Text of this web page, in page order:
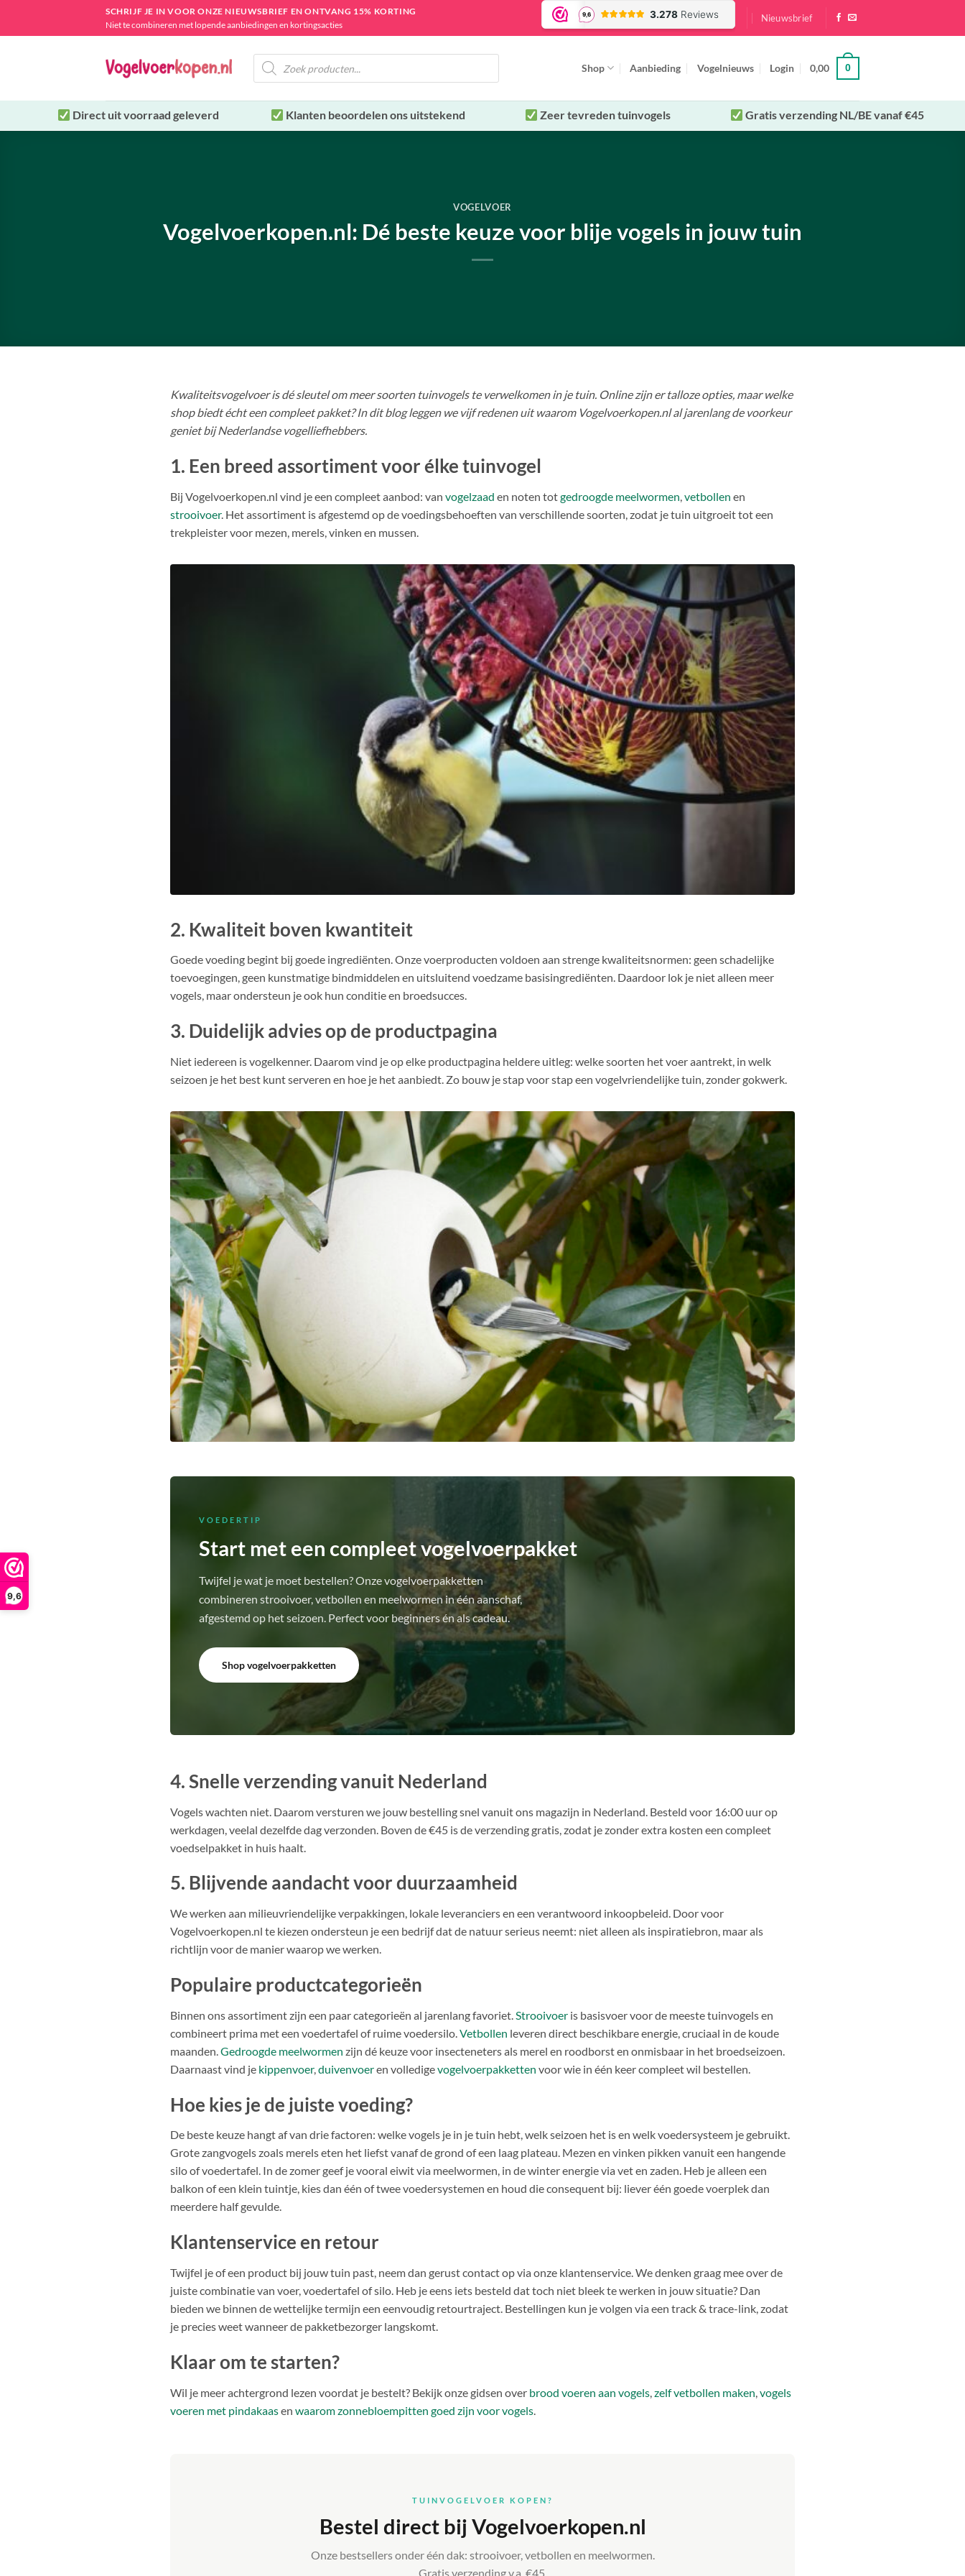
9,6
SCHRIJF JE IN VOOR ONZE NIEUWSBRIEF EN ONTVANG 15% KORTING
Niet te combineren met lopende aanbiedingen en kortingsacties
Nieuwsbrief
Producten
zoeken
Shop Aanbieding Vogelnieuws Login 0,00 0
Direct uitvoorraad geleverd Klanten beoordelen ons uitstekend Zeer tevreden tuinvogels Gratis verzending NL/BE vanaf €45
VOGELVOER
Vogelvoerkopen.nl: Dé beste keuze voor blije vogels in jouw tuin
Kwaliteitsvogelvoer is dé sleutel om meer soorten tuinvogels te verwelkomen in je tuin. Online zijn er talloze opties, maar welke
shop biedt écht een compleet pakket? In dit blog leggen we vijf redenen uit waarom Vogelvoerkopen.nl al jarenlang de voorkeur
geniet bij Nederlandse vogelliefhebbers.
1. Een breed assortiment voor élke tuinvogel
Bij Vogelvoerkopen.nl vind je een compleet aanbod: van vogelzaad en noten totgedroogde meelwormen vetbollen en
strooivoer. Het assortiment is afgestemd op de voedingsbehoeften van verschillende soorten, zodat je tuin uitgroeit tot een
trekpleister voor mezen, merels, vinken en mussen.
2. Kwaliteit boven kwantiteit
Goede voeding begint bij goede ingrediënten. Onze voerproducten voldoen aan strenge kwaliteitsnormen: geen schadelijke
toevoegingen, geen kunstmatige bindmiddelen en uitsluitend voedzame basisingrediënten. Daardoor lok je niet alleen meer
vogels, maar ondersteun je ook hun conditie en broedsucces.
3. Duidelijk advies op de productpagina
Niet iedereen is vogelkenner. Daarom vind je op elke productpagina heldere uitleg: welke soorten het voer aantrekt, in welk
seizoen je het best kunt serveren en hoe je het aanbiedt. Zo bouw je stap voor stap een vogelvriendelijke tuin, zonder gokwerk.
VOEDERTIP
Start met een compleet vogelvoerpakket
Twijfel je wat je moet bestellen? Onze vogelvoerpakketten
combineren strooivoer, vetbollen en meelwormen in één aanschaf,
afgestemd op het seizoen. Perfect voor beginners én als cadeau.
Shop vogelvoerpakketten
4. Snelle verzending vanuit Nederland
Vogels wachten niet. Daarom versturen we jouw bestelling snel vanuit ons magazijn in Nederland. Besteld voor 16:00 uur op
werkdagen, veelal dezelfde dag verzonden. Boven de €45 is de verzending gratis, zodat je zonder extra kosten een compleet
voedselpakket in huis haalt.
5. Blijvende aandacht voor duurzaamheid
We werken aan milieuvriendelijke verpakkingen, lokale leveranciers en een verantwoord inkoopbeleid. Door voor
Vogelvoerkopen.nl te kiezen ondersteun je een bedrijf dat de natuur serieus neemt: niet alleen als inspiratiebron, maar als
richtlijn voor de manier waarop we werken.
Populaire productcategorieën
Binnen ons assortiment zijn een paar categorieën al jarenlang favoriet. Strooivoer is basisvoer voor de meeste tuinvogels en
combineert prima met een voedertafel of ruime voedersilo. Vetbollen leveren direct beschikbare energie, cruciaal in de koude
maanden. Gedroogde meelwormen zijn dé keuze voor insecteneters als merel en roodborst en onmisbaar in het broedseizoen.
Daarnaast vind je kippenvoer, duivenvoeren volledigevogelvoerpakketten voor wie in één keer compleet wil bestellen.
Hoe kies je de juiste voeding?
De beste keuze hangt af van drie factoren: welke vogels je in je tuin hebt, welk seizoen het is en welk voedersysteem je gebruikt.
Grote zangvogels zoals merels eten het liefst vanaf de grond of een laag plateau. Mezen en vinken pikken vanuit een hangende
silo of voedertafel. In de zomer geef je vooral eiwit via meelwormen, in de winter energie via vet en zaden. Heb je alleen een
balkon of een klein tuintje, kies dan één of twee voedersystemen en houd die consequent bij: liever één goede voerplek dan
meerdere half gevulde.
Klantenservice en retour
Twijfel je of een product bij jouw tuin past, neem dan gerust contact op via onze klantenservice. We denken graag mee over de
juiste combinatie van voer, voedertafel of silo. Heb je eens iets besteld dat toch niet bleek te werken in jouw situatie? Dan
bieden we binnen de wettelijke termijn een eenvoudig retourtraject. Bestellingen kun je volgen via een track & trace-link, zodat
je precies weet wanneer de pakketbezorger langskomt.
Klaar om te starten?
Wil je meer achtergrond lezen voordat je bestelt? Bekijk onze gidsen over brood voeren aan vogels zelf vetbollen maken vogels
voeren met pindakaasen waarom zonnebloempitten goed zijn voor vogels
TUINVOGELVOER KOPEN?
Bestel direct bij Vogelvoerkopen.nl
Onze bestsellers onder één dak: strooivoer, vetbollen en meelwormen.
Gratis verzending v.a. €45.